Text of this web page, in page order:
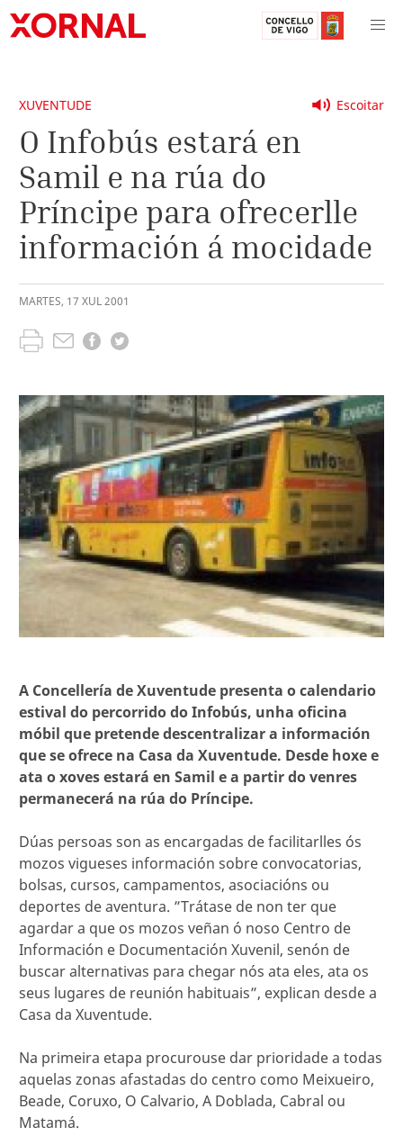
Escoitar
XUVENTUDE
O Infobús estará en
Samil e na rúa do
Príncipe para ofrecerlle
información á mocidade
MARTES, 17 XUL2001
A Concellería de Xuventude presenta o calendario
estival do percorrido do Infobús, unha oficina
móbil que pretende descentralizar a información
que se ofrece na Casa da Xuventude. Desde hoxe e
ata o xoves estará en Samil e a partir do venres
permanecerá na rúa do Príncipe.
Dúas persoas son as encargadas de facilitarlles ós
mozos vigueses información sobre convocatorias,
bolsas, cursos, campamentos, asociacións ou
deportes de aventura. ”Trátase de non ter que
agardar a que os mozos veñan ó noso Centro de
Información e Documentación Xuvenil, senón de
buscar alternativas para chegar nós ata eles, ata os
seus lugares de reunión habituais”, explican desde a
Casa da Xuventude.
Na primeira etapa procurouse dar prioridade a todas
aquelas zonas afastadas do centro como Meixueiro,
Beade, Coruxo, O Calvario, A Doblada, Cabral ou
Matamá.